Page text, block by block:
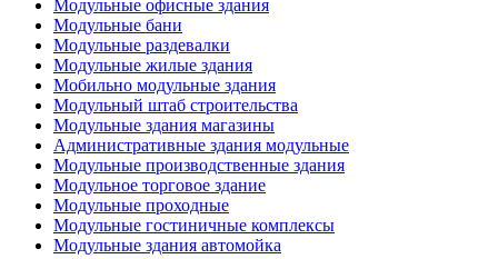
Модульные офисные здания
Модульные бани
Модульные раздевалки
Модульные жилые здания
Мобильно модульные здания
Модульный штаб строительства
Модульные здания магазины
Административные здания модульные
Модульные производственные здания
Модульное торговое здание
Модульные проходные
Модульные гостиничные комплексы
Модульные здания автомойка